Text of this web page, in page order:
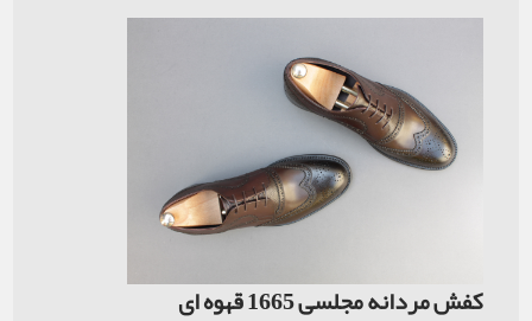
کفش مردانه مجلسی 1665 قهوه ای